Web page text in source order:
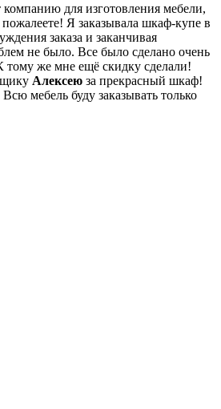
для изготовления мебели,
Я заказывала шкаф-купе в
заказа и заканчивая
не было. Все было сделано очень
тому же мне ещё скидку сделали!
Алексею за прекрасный шкаф!
мебель буду заказывать только